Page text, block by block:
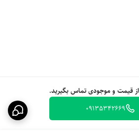
قیمت و موجودی تماس بگیرید.
09135342669